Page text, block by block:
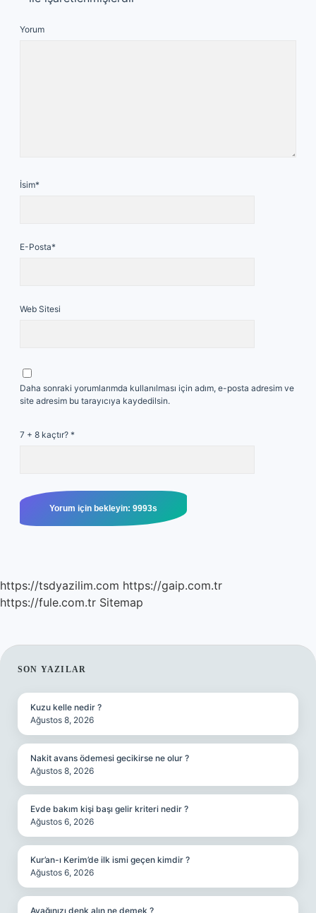
Yorum
İsim*
E-Posta*
Web Sitesi
Daha sonraki yorumlarımda kullanılması için adım, e-posta adresim ve
site adresim bu tarayıcıya kaydedilsin.
7 + 8 kaçtır? *
https://tsdyazilim.com https://gaip.com.tr
https://fule.com.tr Sitemap
SIDEBAR
SON YAZILAR
Kuzu kelle nedir ?
Ağustos 8, 2026
Nakit avans ödemesi gecikirse ne olur ?
Ağustos 8, 2026
Evde bakım kişi başı gelir kriteri nedir ?
Ağustos 6, 2026
Kur’an-ı Kerim’de ilk ismi geçen kimdir ?
Ağustos 6, 2026
Ayağınızı denk alın ne demek ?